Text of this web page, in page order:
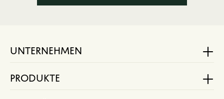
UNTERNEHMEN
PRODUKTE